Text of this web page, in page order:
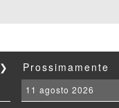
❯ Prossimamente
11 agosto 2026